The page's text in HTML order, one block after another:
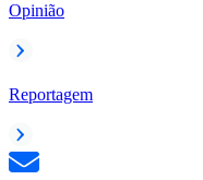
Opinião
Reportagem